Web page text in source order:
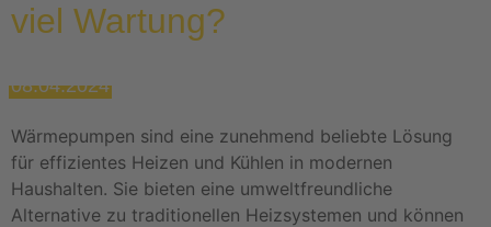
viel Wartung?
08.04.2024
Wärmepumpen sind eine zunehmend beliebte Lösung
für effizientes Heizen und Kühlen in modernen
Haushalten. Sie bieten eine umweltfreundliche
Alternative zu traditionellen Heizsystemen und können